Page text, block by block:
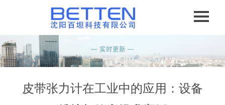
皮带张力计在工业中的应用：设备